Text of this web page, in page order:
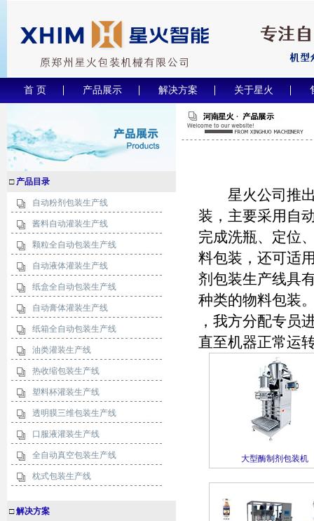
首 页 产品展示 解决方案 关于星火
□ 产品目录
自动粉剂包装生产线
酱料自动灌装生产线
颗粒全自动包装生产线
自动液体灌装生产线
纸盒全自动包装生产线
自动膏体灌装生产线
纸箱全自动包装生产线
油类灌装生产线
热收缩包装生产线
塑料杯灌装生产线
透明膜三维包装生产线
口服液灌装生产线
全自动真空包装生产线
枕式包装生产线
□解决方案
星火公司推出
装，主要采用自
完成洗瓶、定位
料包装，还可适
剂包装生产线具
种类的物料包装
，我方分配专员
直至机器正常运
大型酶制剂包装机